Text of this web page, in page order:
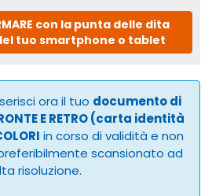
con la punta delle dita
tuo smartphone o tablet
ora il tuo documento di
E RETRO (carta identità
in corso di validità e non
scansionato ad
risoluzione.